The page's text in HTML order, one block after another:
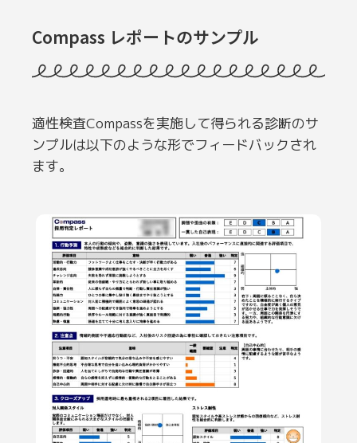
Compass レポートのサンプル
適性検査Compassを実施して得られる診断のサ
ンプルは以下のような形でフィードバックされ
ます。